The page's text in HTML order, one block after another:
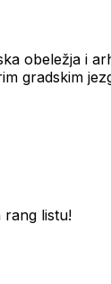
obeležja i
gradskim
rang listu!